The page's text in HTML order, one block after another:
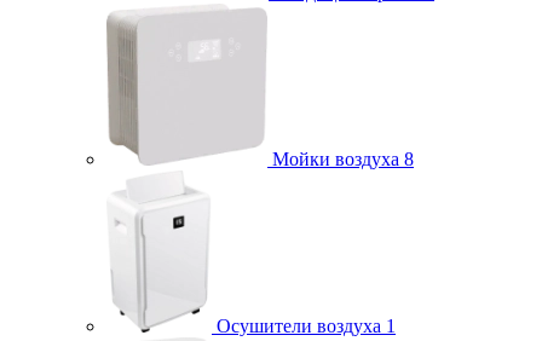
Мойки воздуха 8
Осушители воздуха 1